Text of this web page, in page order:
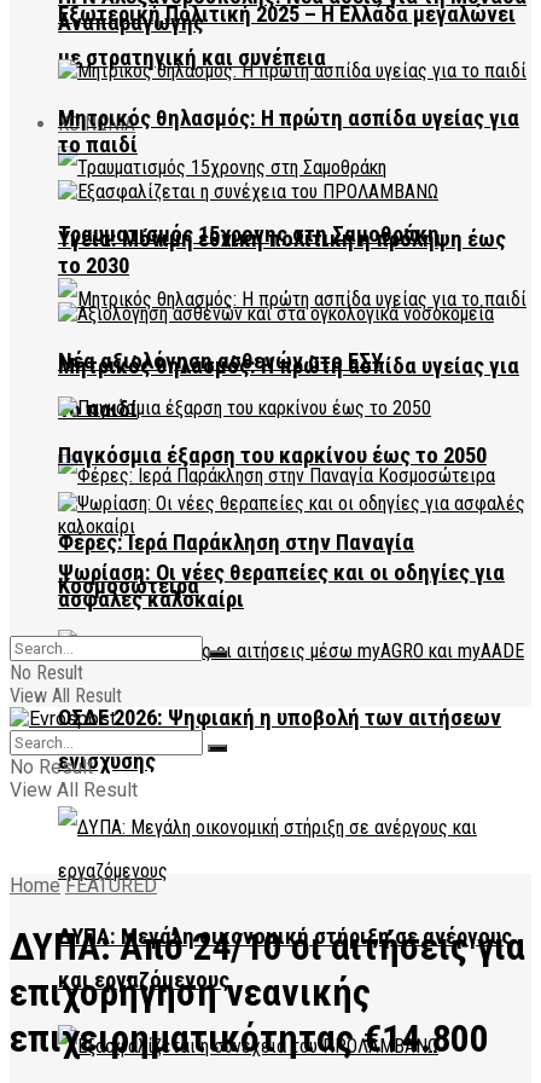
Εξωτερική Πολιτική 2025 – Η Ελλάδα μεγαλώνει
με στρατηγική και συνέπεια
ΚΟΙΝΩΝΙΑ
Τραυματισμός 15χρονης στη Σαμοθράκη
Μητρικός θηλασμός: Η πρώτη ασπίδα υγείας για
το παιδί
Φέρες: Ιερά Παράκληση στην Παναγία
Κοσμοσώτειρα
ΟΣΔΕ 2026: Ψηφιακή η υποβολή των αιτήσεων
ενίσχυσης
ΔΥΠΑ: Μεγάλη οικονομική στήριξη σε ανέργους
και εργαζόμενους
Αναπαραγωγής
Μητρικός θηλασμός: Η πρώτη ασπίδα υγείας για
το παιδί
Υγεία: Μόνιμη εθνική πολιτική η πρόληψη έως
το 2030
Νέα αξιολόγηση ασθενών στο ΕΣΥ
Παγκόσμια έξαρση του καρκίνου έως το 2050
Ψωρίαση: Οι νέες θεραπείες και οι οδηγίες για
ασφαλές καλοκαίρι
No Result
View All Result
No Result
View All Result
Home FEATURED
ΔΥΠΑ: Από 24/10 οι αιτήσεις για
επιχορήγηση νεανικής
επιχειρηματικότητας €14.800